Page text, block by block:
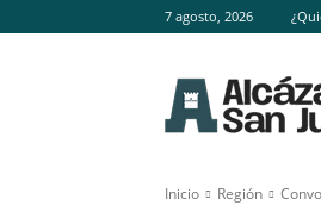
7 agosto, 2026
Inicio Región